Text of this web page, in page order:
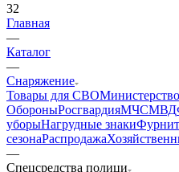
32
Главная
—
Каталог
—
Снаряжение
Товары для СВОМинистерство
ОбороныРосгвардияМЧСМВД
уборыНагрудные знаки
сезонаРаспродажа
—
Спецсредства полици